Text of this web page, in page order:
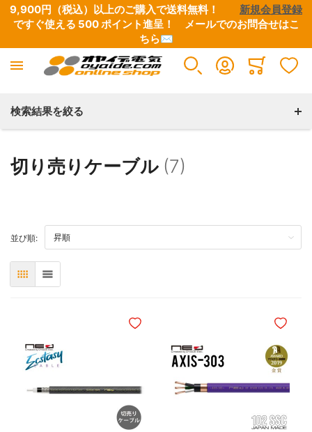
9,900円（税込）以上のご購入で送料無料！ 新規会員登録
ですぐ使える 500 ポイント進呈！ メールでのお問合せはこ
ちら✉
楽器向けケーブル
すべての商品
シールドケーブル
DCケーブル
スピーカーケーブル
ワイヤレスケーブル
DJ用ケーブル
すべての商品
D+シリーズ
DTM・レコーディング向け
すべての商品
マルチケーブル
デジタル・クロックケーブル
マイクケーブル
各種コネクター
すべての商品
1/4フォーン
検索結果を絞る
切り売りケーブル (7)
並び順:TOP
表 リスト
ほしいものリストに追加 ほしい